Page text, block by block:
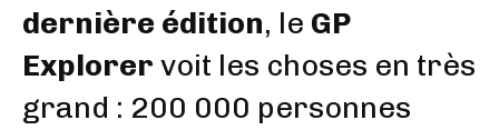
dernière édition, le GP
Explorer voit les choses en très
grand : 200 000 personnes